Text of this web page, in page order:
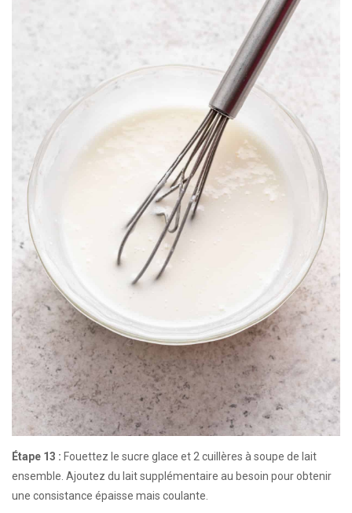
Étape 13 : Fouettez le sucre glace et 2 cuillères à soupe de lait
ensemble. Ajoutez du lait supplémentaire au besoin pour obtenir
une consistance épaisse mais coulante.